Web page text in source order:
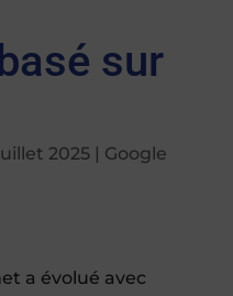
sur
2025| Google
a évolué avec